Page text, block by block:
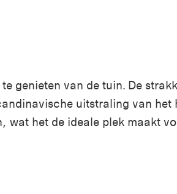
genieten van de tuin. De
uitstraling van het
, wat het de ideale plek maakt